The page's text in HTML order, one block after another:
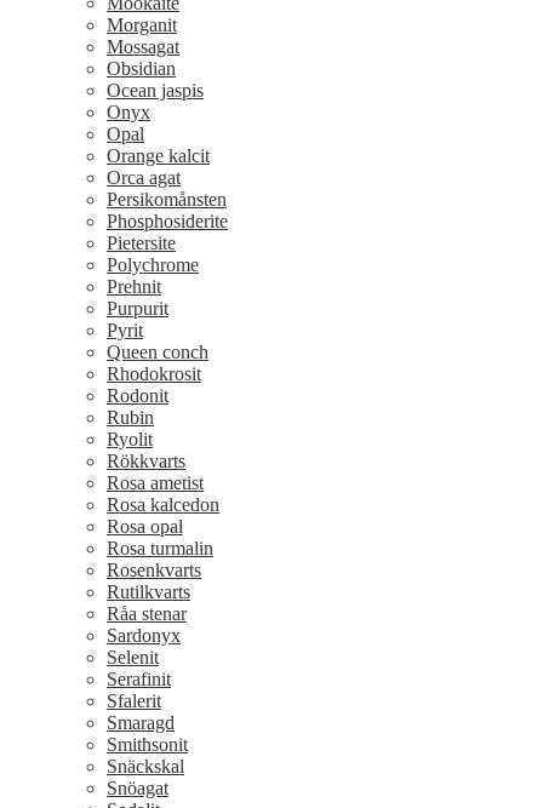
Morganit
Mossagat
Obsidian
Ocean jaspis
Onyx
Opal
Orange kalcit
Orca agat
Persikomånsten
Phosphosiderite
Pietersite
Polychrome
Prehnit
Purpurit
Pyrit
Queen conch
Rhodokrosit
Rodonit
Rubin
Ryolit
Rökkvarts
Rosa ametist
Rosa kalcedon
Rosa opal
Rosa turmalin
Rosenkvarts
Rutilkvarts
Råa stenar
Sardonyx
Selenit
Serafinit
Sfalerit
Smaragd
Smithsonit
Snäckskal
Snöagat